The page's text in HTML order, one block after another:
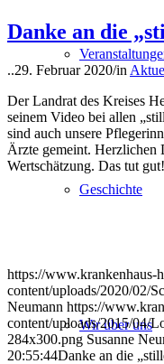
Geschichte
Wir über uns
Danke an die
..29. Februar 2020/in
Der Landrat des Kreises
seinem Video bei allen
sind auch unsere
Ärzte gemeint. Herzlichen
Wertschätzung. Das tut gut!
https://www.krankenhaus-
content/uploads/2020/02/
Neumann https://
content/uploads/2015/04/
284x300.png Susanne
20:55:44Danke an die